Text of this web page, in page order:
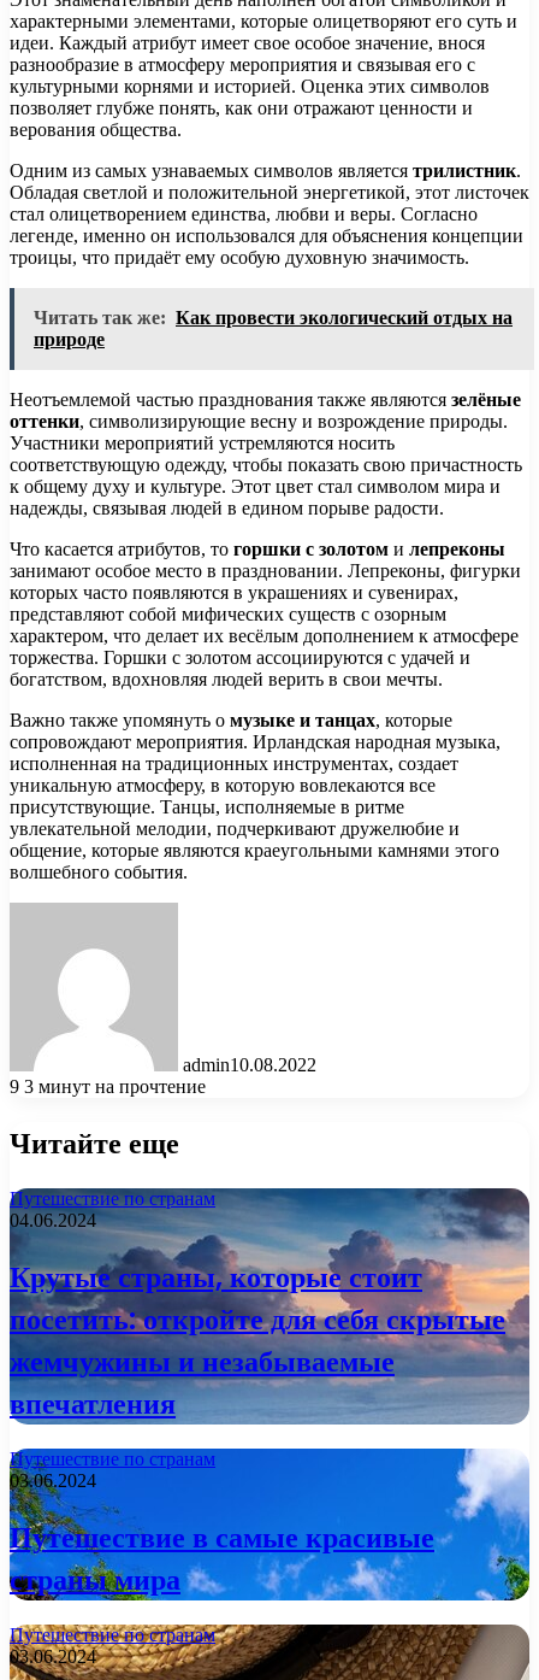
характерными элементами, которые олицетворяют его суть и
идеи. Каждый атрибут имеет свое особое значение, внося
разнообразие в атмосферу мероприятия и связывая его с
культурными корнями и историей. Оценка этих символов
позволяет глубже понять, как они отражают ценности и
верования общества.
Одним из самых узнаваемых символов является трилистник.
Обладая светлой и положительной энергетикой, этот листочек
стал олицетворением единства, любви и веры. Согласно
легенде, именно он использовался для объяснения концепции
троицы, что придаёт ему особую духовную значимость.
Читать так же: Как провести экологический отдых на
природе
Неотъемлемой частью празднования также являются зелёные
оттенки, символизирующие весну и возрождение природы.
Участники мероприятий устремляются носить
соответствующую одежду, чтобы показать свою причастность
к общему духу и культуре. Этот цвет стал символом мира и
надежды, связывая людей в едином порыве радости.
Что касается атрибутов, то горшки с золотом и лепреконы
занимают особое место в праздновании. Лепреконы, фигурки
которых часто появляются в украшениях и сувенирах,
представляют собой мифических существ с озорным
характером, что делает их весёлым дополнением к атмосфере
торжества. Горшки с золотом ассоциируются с удачей и
богатством, вдохновляя людей верить в свои мечты.
Важно также упомянуть о музыке и танцах, которые
сопровождают мероприятия. Ирландская народная музыка,
исполненная на традиционных инструментах, создает
уникальную атмосферу, в которую вовлекаются все
присутствующие. Танцы, исполняемые в ритме
увлекательной мелодии, подчеркивают дружелюбие и
общение, которые являются краеугольными камнями этого
волшебного события.
admin10.08.2022
9 3 минут на прочтение
Читайте еще
Путешествие по странам
04.06.2024
Крутые страны, которые стоит
посетить: откройте для себя скрытые
жемчужины и незабываемые
впечатления
Путешествие по странам
03.06.2024
Путешествие в самые красивые
страны мира
Путешествие по странам
03.06.2024